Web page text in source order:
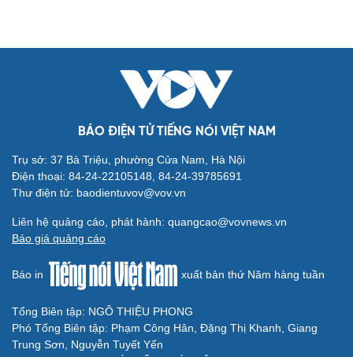
BÁO ĐIỆN TỬ TIẾNG NÓI VIỆT NAM
Trụ sở: 37 Bà Triệu, phường Cửa Nam, Hà Nội
Điện thoại: 84-24-22105148, 84-24-39785691
Thư điện tử: baodientuvov@vov.vn
Liên hệ quảng cáo, phát hành: quangcao@vovnews.vn
Báo giá quảng cáo
Báo in xuất bản thứ Năm hàng tuần
Tổng Biên tập: NGÔ THIỆU PHONG
Phó Tổng Biên tập: Phạm Công Hân, Đặng Thị Khanh, Giang
Trung Sơn, Nguyễn Tuyết Yến